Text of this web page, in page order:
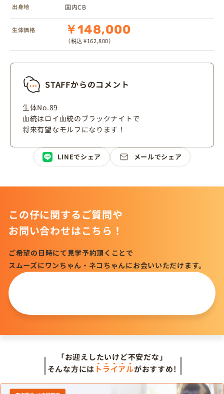
出身地 国内CB
生体価格 ￥148,000
（税込 ¥162,800）
STAFFからのコメント
生体No.89
血統はロイ血統のブラックナイトで
将来有望なモルフになります！
LINEでシェア メールでシェア
この仔に関するご質問や
お問い合わせはこちら！
ご希望の日時にて見学予約頂くことで
スムーズにワンちゃん・ネコちゃんにお会いいただけます。
「お迎えしたいけど不安だな」
そんな方には トライアルがおすすめ!